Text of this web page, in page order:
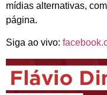
mídias alternativas,
página.
Siga ao vivo: